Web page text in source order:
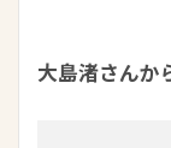
大島渚さんか